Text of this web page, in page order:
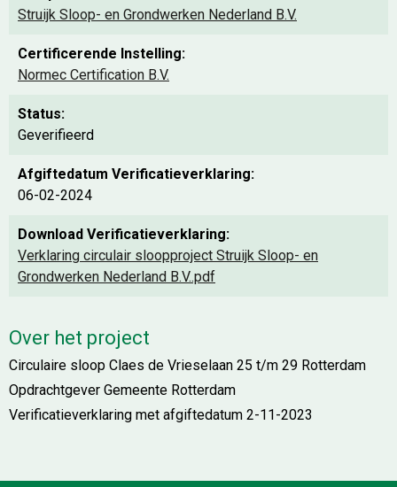
Struijk Sloop- en Grondwerken Nederland B.V.
Certificerende Instelling:
Normec Certification B.V.
Status:
Geverifieerd
Afgiftedatum Verificatieverklaring:
06-02-2024
Download Verificatieverklaring:
Verklaring circulair sloopproject Struijk Sloop- en
Grondwerken Nederland B.V..pdf
Over het project
Circulaire sloop Claes de Vrieselaan 25 t/m 29 Rotterdam
Opdrachtgever Gemeente Rotterdam
Verificatieverklaring met afgiftedatum 2-11-2023